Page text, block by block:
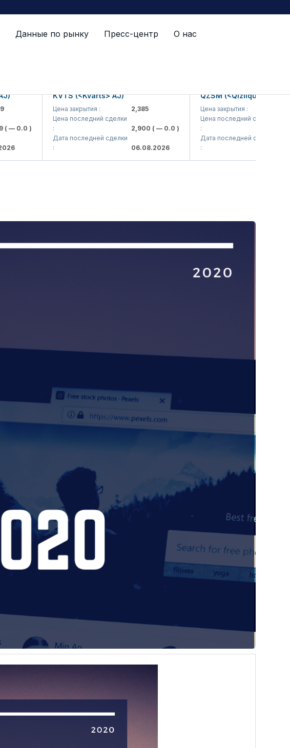
Данные по рынку Пресс-центр О нас
KVTS (<Kvarts> AJ)
Цена закрытия :
2,385
Цена последний сделки
:
( — 0.0 )
Дата последней сделки
06.08.2026
QZSM (<Qizilqumsement> AJ)
Цена закрытия :
1,208
Цена последний сделки
:
Дата последней сделки
: